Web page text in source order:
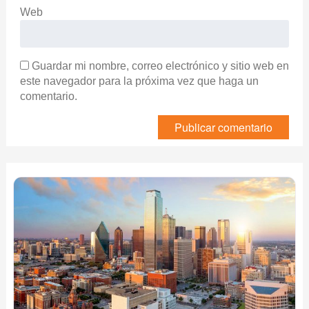
Web
Guardar mi nombre, correo electrónico y sitio web en
este navegador para la próxima vez que haga un
comentario.